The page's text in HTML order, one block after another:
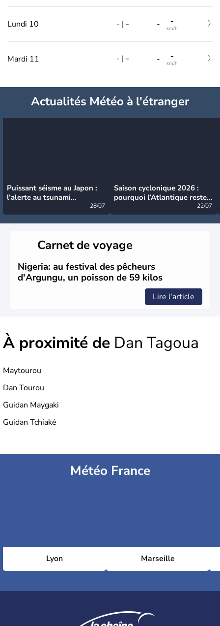
Lundi 10 - | - - -
km/h
Mardi 11 - | - - -
km/h
Actualités Météo à l'étranger
Puissant séisme au Japon :
l’alerte au tsunami
28/07
Saison cyclonique 2026 :
pourquoi l’Atlantique reste
22/07
Carnet de voyage
Nigeria: au festival des pêcheurs
d'Argungu, un poisson de 59 kilos
Lire l'article
À proximité de Dan Tagoua
Maytourou
Dan Tourou
Guidan Maygaki
Guidan Tchiaké
Météo France
Lyon Marseille